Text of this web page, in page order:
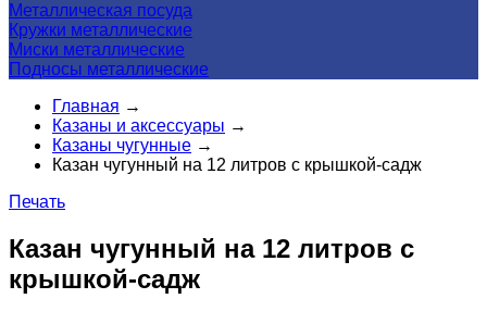
Металлическая посуда
Кружки металлические
Миски металлические
Подносы металлические
Главная →
Казаны и аксессуары →
Казаны чугунные →
Казан чугунный на 12 литров с крышкой-садж
Печать
Казан чугунный на 12 литров с
крышкой-садж